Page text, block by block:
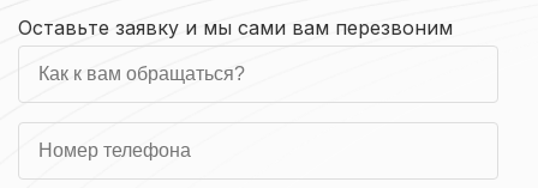
Оставьте заявку и мы сами вам перезвоним